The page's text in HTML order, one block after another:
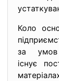
Коло
за умов
існує